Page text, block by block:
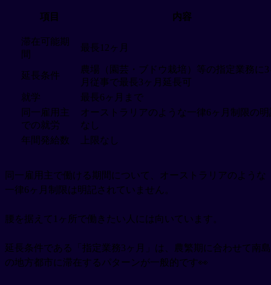
項目 内容
滞在可能期
間
最長12ヶ月
延長条件
農場（園芸・ブドウ栽培）等の指定業務に3
月従事で最長3ヶ月延長可
就学
最長6ヶ月まで
同一雇用主
での就労
オーストラリアのような一律6ヶ月制限の明
なし
年間発給数
上限なし
同一雇用主で働ける期間について、オーストラリアのような
一律6ヶ月制限は明記されていません。
腰を据えて1ヶ所で働きたい人には向いています。
延長条件である「指定業務3ヶ月」は、農繁期に合わせて南島
の地方都市に滞在するパターンが一般的です👀